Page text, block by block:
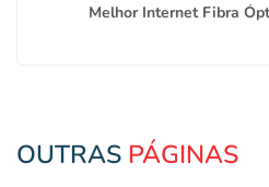
Melhor Internet Fibra
OUTRAS PÁGINAS